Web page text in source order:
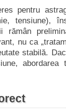
pentru
tensiune),
rămân
nu ca
stabilă.
abordarea